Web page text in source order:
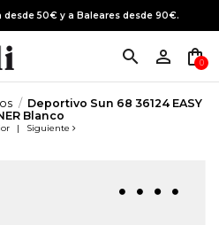
desde 50€ y a Baleares desde 90€.
search person_outline shopping_bag
0
Deportivo Sun 68 36124 EASY
Blanco
| Siguiente